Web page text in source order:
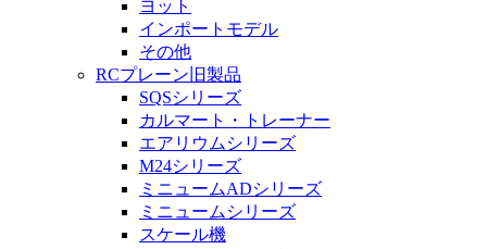
ヨット
インポートモデル
その他
RCプレーン旧製品
SQSシリーズ
カルマート・トレーナー
エアリウムシリーズ
M24シリーズ
ミニュームADシリーズ
ミニュームシリーズ
スケール機